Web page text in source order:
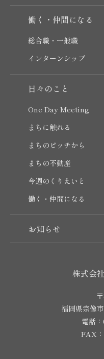
働く・仲間になる
総合職・一般職
インターンシップ
日々のこと
One Day Meeting
まちに触れる
まちのピッチから
まちの不動産
今週のくりえいと
働く・仲間になる
お知らせ
株式会社
福岡県宗像
電話
FAX